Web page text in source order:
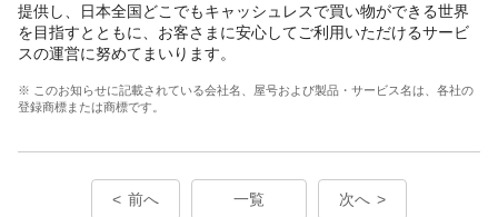
提供し、日本全国どこでもキャッシュレスで買い物ができる世界
を目指すとともに、お客さまに安心してご利用いただけるサービ
スの運営に努めてまいります。
※ このお知らせに記載されている会社名、屋号および製品・サービス名は、各社の
登録商標または商標です。
前へ 一覧 次へ